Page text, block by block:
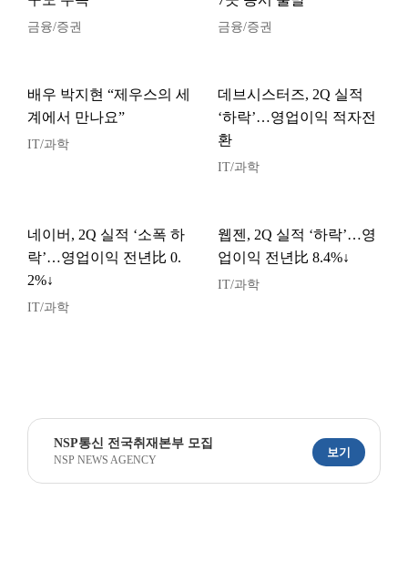
금융/증권 금융/증권
배우 박지현 “제우스의 세
계에서 만나요”
IT/과학
데브시스터즈, 2Q 실적
‘하락’…영업이익 적자전
환
IT/과학
네이버, 2Q 실적 ‘소폭 하
락’…영업이익 전년比 0.
2%↓
IT/과학
웹젠, 2Q 실적 ‘하락’…영
업이익 전년比 8.4%↓
IT/과학
NSP통신 전국취재본부 모집
NSP NEWS AGENCY
보기